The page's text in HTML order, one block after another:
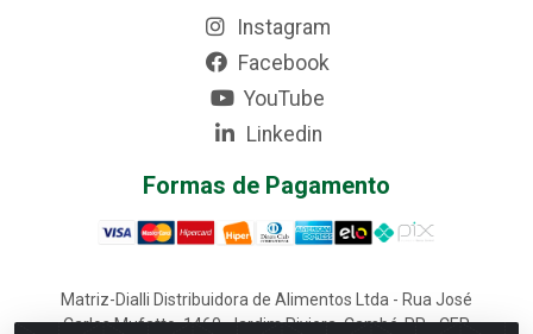
Instagram
Facebook
YouTube
Linkedin
Formas de Pagamento
Matriz-Dialli Distribuidora de Alimentos Ltda - Rua José
Carlos Mufatto, 1460, Jardim Riviera, Cambé-PR - CEP